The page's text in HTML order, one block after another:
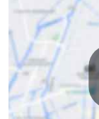
centrum
Parken
tuinen
Stadsdelen
Omgeving
-